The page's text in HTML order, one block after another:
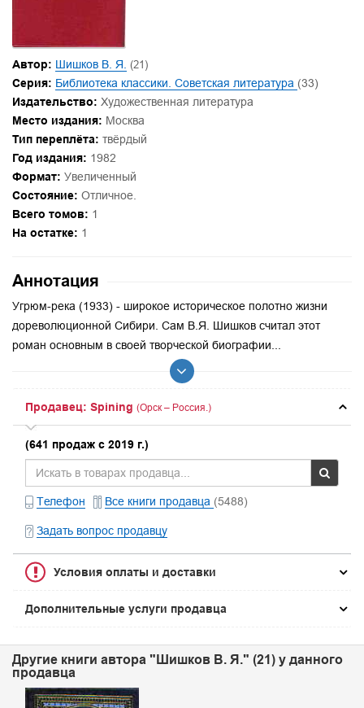
Автор: Шишков В. Я. (21)
Серия: Библиотека классики. Советская литература (33)
Издательство: Художественная литература
Место издания: Москва
Тип переплёта: твёрдый
Год издания: 1982
Формат: Увеличенный
Состояние: Отличное.
Всего томов: 1
На остатке: 1
Аннотация
Угрюм-река (1933) - широкое историческое полотно жизни
дореволюционной Сибири. Сам В.Я. Шишков считал этот
роман основным в своей творческой биографии...
Продавец: Spining (Орск – Россия.)
(641 продаж с 2019 г.)
Телефон Все книги продавца (5488)
Задать вопрос продавцу
Условия оплаты и доставки
Дополнительные услуги продавца
Другие книги автора "Шишков В. Я." (21) у данного
продавца